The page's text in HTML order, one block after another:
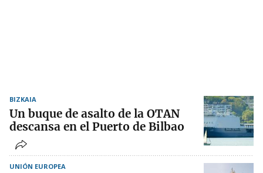
BIZKAIA
Un buque de asalto de la OTAN
descansa en el Puerto de Bilbao
UNIÓN EUROPEA